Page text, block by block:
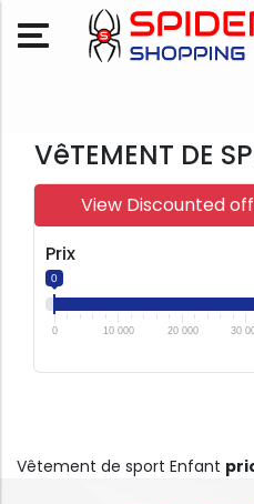
VêTEMENT DE
View Discounted
Prix
0
0 10 000 20 000 30
Vêtement de sport Enfant